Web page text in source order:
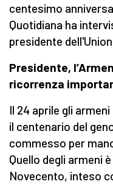
centesimo
Quotidiana ha
presidente
Presidente,
ricorrenza
Il 24 aprile gli
il centenario del
commesso per
Quello degli armeni
Novecento, inteso